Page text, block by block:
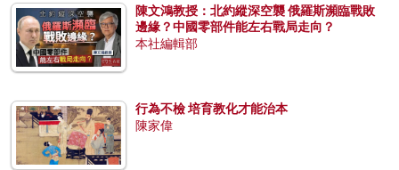
陳文鴻教授：北約縱深空襲 俄羅斯瀕臨戰敗
邊緣？中國零部件能左右戰局走向？
本社編輯部
行為不檢 培育教化才能治本
陳家偉